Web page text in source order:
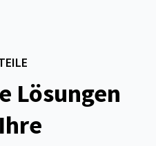
Lösungen